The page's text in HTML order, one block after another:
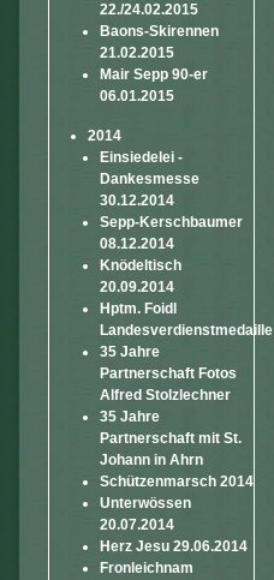
22./24.02.2015
Baons-Skirennen
21.02.2015
Mair Sepp 90-er
06.01.2015
2014
Einsiedelei -
Dankesmesse
30.12.2014
Sepp-Kerschbaumer
08.12.2014
Knödeltisch
20.09.2014
Hptm. Foidl
Landesverdienstmedaille
35 Jahre
Partnerschaft Fotos
Alfred Stolzlechner
35 Jahre
Partnerschaft mit St.
Johann in Ahrn
Schützenmarsch 2014
Unterwössen
20.07.2014
Herz Jesu 29.06.2014
Fronleichnam